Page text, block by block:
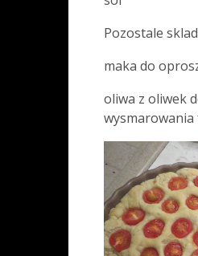
Pozostale
maka do
oliwa z oliwek